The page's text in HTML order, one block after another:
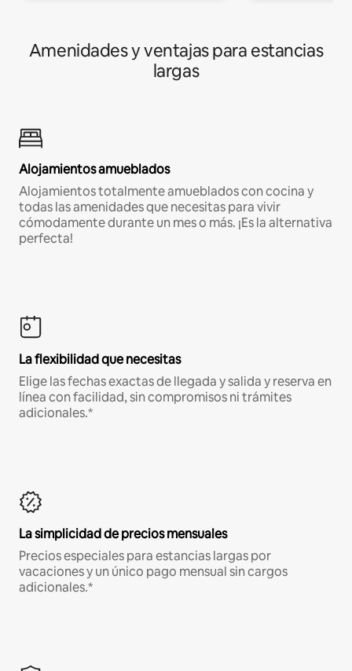
Amenidades y ventajas para estancias
largas
Alojamientos amueblados
Alojamientos totalmente amueblados con cocina y
todas las amenidades que necesitas para vivir
cómodamente durante un mes o más. ¡Es la alternativa
perfecta!
La flexibilidad que necesitas
Elige las fechas exactas de llegada y salida y reserva en
línea con facilidad, sin compromisos ni trámites
adicionales.*
La simplicidad de precios mensuales
Precios especiales para estancias largas por
vacaciones y un único pago mensual sin cargos
adicionales.*